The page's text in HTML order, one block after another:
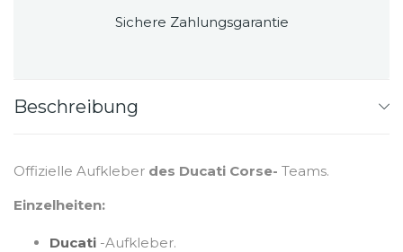
Sichere Zahlungsgarantie
Beschreibung
Offizielle Aufkleber des Ducati Corse- Teams.
Einzelheiten:
Ducati -Aufkleber.